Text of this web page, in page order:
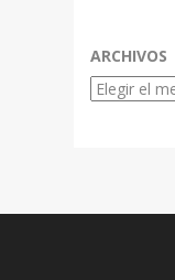
ARCHIVOS
Archivos